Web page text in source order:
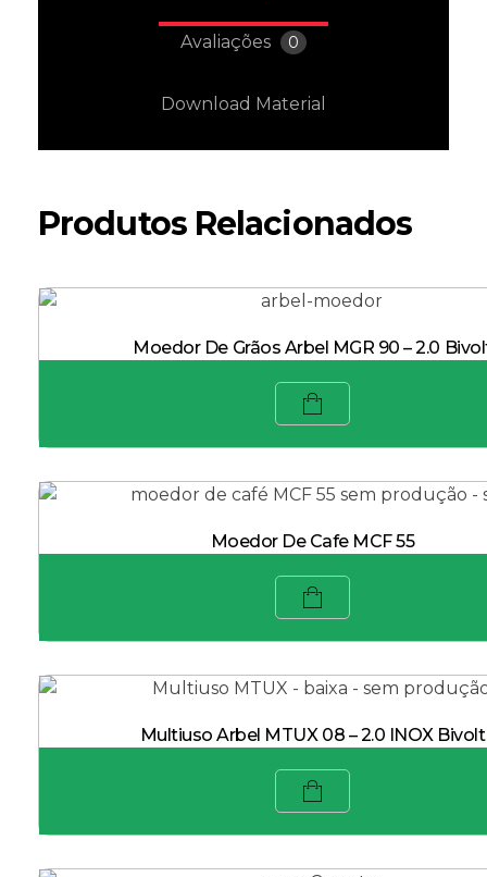
Avaliações 0
Download Material
Produtos Relacionados
Moedor De Grãos Arbel MGR 90 – 2.0
Moedor De Cafe MCF 55
Multiuso Arbel MTUX 08 – 2.0 INOX Bivolt